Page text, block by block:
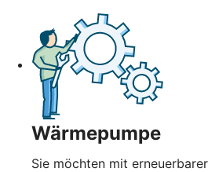
Wärmepumpe
Sie möchten mit